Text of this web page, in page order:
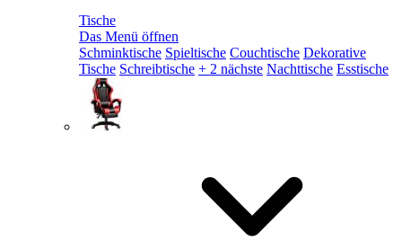
Tische
Das Menü öffnen
Schminktische Spieltische Couchtische Dekorative
Tische Schreibtische + 2 nächste Nachttische Esstische